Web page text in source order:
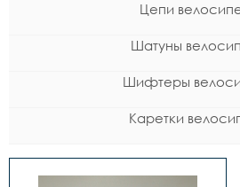
Цепи
Шатуны
Шифтеры
Каретки